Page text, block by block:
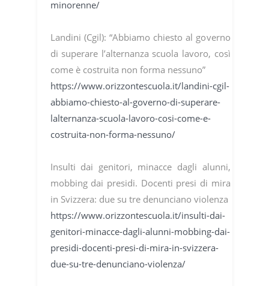
minorenne/
Landini (Cgil): “Abbiamo chiesto al governo
di superare l’alternanza scuola lavoro, così
come è costruita non forma nessuno”
https://www.orizzontescuola.it/landini-cgil-
abbiamo-chiesto-al-governo-di-superare-
lalternanza-scuola-lavoro-cosi-come-e-
costruita-non-forma-nessuno/
Insulti dai genitori, minacce dagli alunni,
mobbing dai presidi. Docenti presi di mira
in Svizzera: due su tre denunciano violenza
https://www.orizzontescuola.it/insulti-dai-
genitori-minacce-dagli-alunni-mobbing-dai-
presidi-docenti-presi-di-mira-in-svizzera-
due-su-tre-denunciano-violenza/